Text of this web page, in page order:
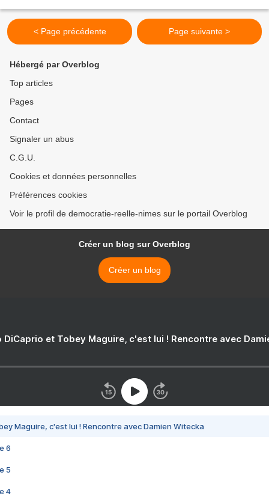
< Page précédente Page suivante >
Hébergé par Overblog
Top articles
Pages
Contact
Signaler un abus
C.G.U.
Cookies et données personnelles
Préférences cookies
Voir le profil de democratie-reelle-nimes sur le portail Overblog
Créer un blog sur Overblog
Créer un blog
DiCaprio et Tobey Maguire, c'est lui ! Rencontre avec
Maguire, c'est lui ! Rencontre avec Damien Witecka
6
5
4